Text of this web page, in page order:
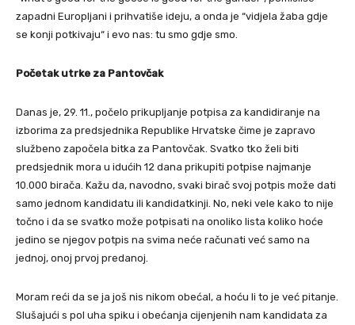
zapadni Europljani i prihvatiše ideju, a onda je “vidjela žaba gdje
se konji potkivaju“ i evo nas: tu smo gdje smo.
Početak utrke za Pantovčak
Danas je, 29. 11., počelo prikupljanje potpisa za kandidiranje na
izborima za predsjednika Republike Hrvatske čime je zapravo
službeno započela bitka za Pantovčak. Svatko tko želi biti
predsjednik mora u idućih 12 dana prikupiti potpise najmanje
10.000 birača. Kažu da, navodno, svaki birač svoj potpis može dati
samo jednom kandidatu ili kandidatkinji. No, neki vele kako to nije
točno i da se svatko može potpisati na onoliko lista koliko hoće
jedino se njegov potpis na svima neće računati već samo na
jednoj, onoj prvoj predanoj.
Moram reći da se ja još nis nikom obećal, a hoću li to je već pitanje.
Slušajući s pol uha spiku i obećanja cijenjenih nam kandidata za